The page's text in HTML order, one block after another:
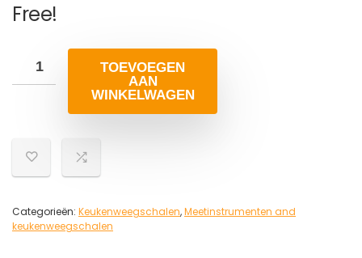
Free!
TOEVOEGEN
AAN
WINKELWAGEN
Categorieën: Keukenweegschalen,Meetinstrumenten and
keukenweegschalen